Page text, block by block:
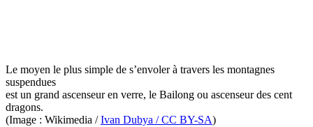
Le moyen le plus simple de s’envoler à travers les montagnes
suspendues
est un grand ascenseur en verre, le Bailong ou ascenseur des cent
dragons.
(Image : Wikimedia /Ivan Dubya / CC BY-SA)